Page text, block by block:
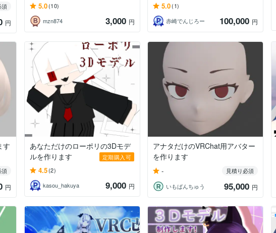
須
円
5.0(10)
mzn874
3,000 円
5.0(1)
赤崎でんじろー
100,000 円
す
須
円
あなただけのローポリの3Dモデ
ルを作ります
定期購入可
4.5(2)
kasou_hakuya
9,000 円
アナタだけのVRChat用アバター
を作ります
-
見積り必須
いもぱんちゅう
95,000 円